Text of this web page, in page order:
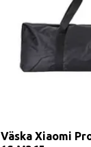
Väska Xiaomi